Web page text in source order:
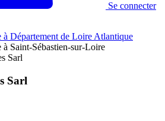
Se connecter
à Département de Loire Atlantique
à Saint-Sébastien-sur-Loire
Sarl
Sarl